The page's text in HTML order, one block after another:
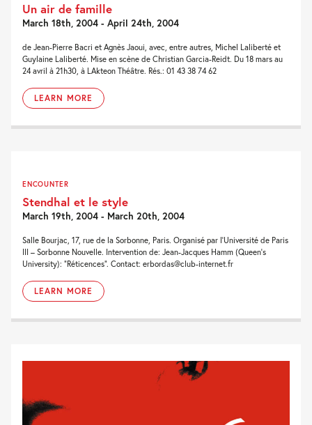
Un air de famille
March 18th, 2004 - April 24th, 2004
de Jean-Pierre Bacri et Agnès Jaoui, avec, entre autres, Michel Laliberté et
Guylaine Laliberté. Mise en scène de Christian Garcia-Reidt. Du 18 mars au
24 avril à 21h30, à LAkteon Théâtre. Rés.: 01 43 38 74 62
LEARN MORE
ENCOUNTER
Stendhal et le style
March 19th, 2004 - March 20th, 2004
Salle Bourjac, 17, rue de la Sorbonne, Paris. Organisé par l’Université de Paris
III – Sorbonne Nouvelle. Intervention de: Jean-Jacques Hamm (Queen’s
University): “Réticences”. Contact: erbordas@club-internet.fr
LEARN MORE